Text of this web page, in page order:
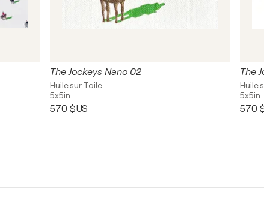
The Jockeys Nano 02
Huile sur Toile
5x5in
570 $US
The
Huile sur
5x5in
570